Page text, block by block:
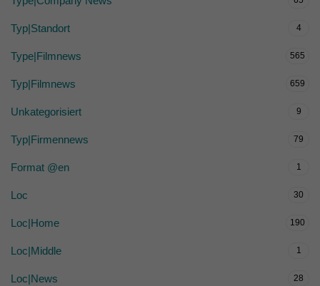
Typ|Standort 4
Type|Filmnews 565
Typ|Filmnews 659
Unkategorisiert 9
Typ|Firmennews 79
Format @en 1
Loc 30
Loc|Home 190
Loc|Middle 1
Loc|News 28